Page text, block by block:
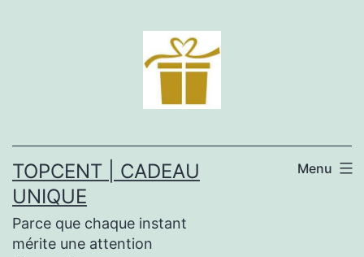
TOPCENT | CADEAU
UNIQUE
Parce que chaque instant
mérite une attention
Menu